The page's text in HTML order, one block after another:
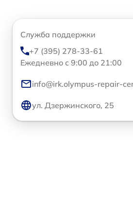
Служба поддержки
+7 (395) 278-33-61
Ежедневно с 9:00 до 21:00
info@irk.olympus-repair-
ул. Дзержинского, 25